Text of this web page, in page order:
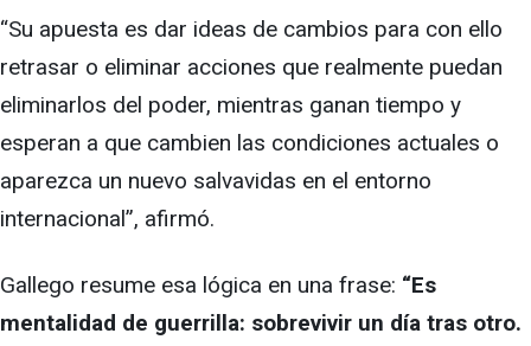
“Su apuesta es dar ideas de cambios para con ello
retrasar o eliminar acciones que realmente puedan
eliminarlos del poder, mientras ganan tiempo y
esperan a que cambien las condiciones actuales o
aparezca un nuevo salvavidas en el entorno
internacional”, afirmó.
Gallego resume esa lógica en una frase: “Es
mentalidad de guerrilla: sobrevivir un día tras otro.